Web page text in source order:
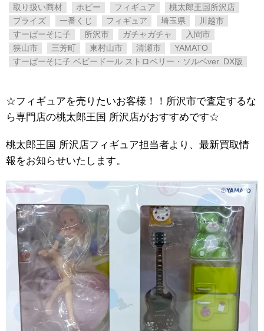
取り扱い商材
ホビー フィギュア
桃太郎王国所沢店
プライズ
一番くじ フィギュア 埼玉県
川越市
すーぱーそに子
所沢市 ガチャガチャ
入間市
狭山市
三芳町 東村山市 清瀬市
YAMATO
すーぱーそに子 ベビードール ストロベリー・ソルベver. DX版
☆フィギュアを売りたいお客様！！所沢市で査定するな
ら専門店の桃太郎王国 所沢店がおすすめです☆
桃太郎王国 所沢店フィギュア担当者より、最新買取情
報をお知らせいたします。